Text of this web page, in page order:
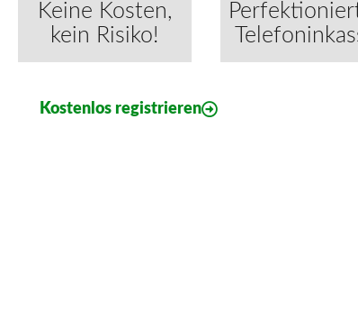
Keine Kosten,
kein Risiko!
Kostenlos registrieren